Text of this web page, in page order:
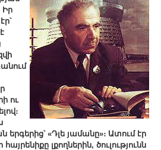
Journal
Իր
ու
«Դլե յամանը»։ Ատում էր
լքողներին, ծուլությունն